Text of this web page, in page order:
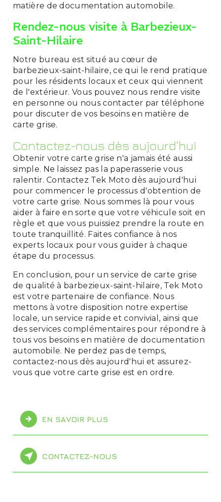
matière de documentation automobile.
Rendez-nous visite à Barbezieux-
Saint-Hilaire
Notre bureau est situé au cœur de
barbezieux-saint-hilaire, ce qui le rend pratique
pour les résidents locaux et ceux qui viennent
de l'extérieur. Vous pouvez nous rendre visite
en personne ou nous contacter par téléphone
pour discuter de vos besoins en matière de
carte grise.
Contactez-nous dès aujourd'hui
Obtenir votre carte grise n'a jamais été aussi
simple. Ne laissez pas la paperasserie vous
ralentir. Contactez Tek Moto dès aujourd'hui
pour commencer le processus d'obtention de
votre carte grise. Nous sommes là pour vous
aider à faire en sorte que votre véhicule soit en
règle et que vous puissiez prendre la route en
toute tranquillité. Faites confiance à nos
experts locaux pour vous guider à chaque
étape du processus.
En conclusion, pour un service de carte grise
de qualité à barbezieux-saint-hilaire, Tek Moto
est votre partenaire de confiance. Nous
mettons à votre disposition notre expertise
locale, un service rapide et convivial, ainsi que
des services complémentaires pour répondre à
tous vos besoins en matière de documentation
automobile. Ne perdez pas de temps,
contactez-nous dès aujourd'hui et assurez-
vous que votre carte grise est en ordre.
EN SAVOIR PLUS
CONTACTEZ-NOUS